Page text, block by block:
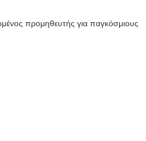
προμηθευτής για παγκόσμιους